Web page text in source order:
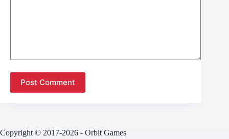
Post Comment
Copyright © 2017-2026 - Orbit Games